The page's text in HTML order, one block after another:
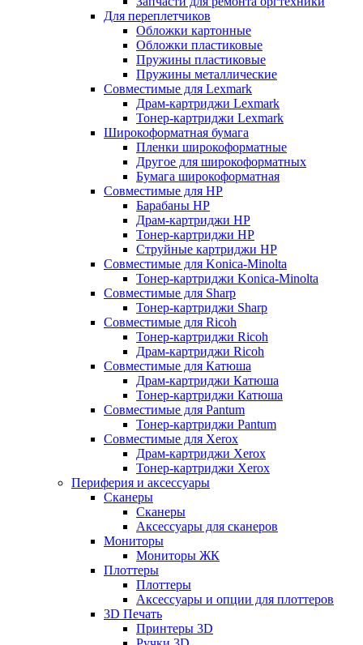
Для переплетчиков
Обложки картонные
Обложки пластиковые
Пружины пластиковые
Пружины металлические
Совместимые для Lexmark
Драм-картриджи Lexmark
Тонер-картриджи Lexmark
Широкоформатная бумага
Пленки широкоформатные
Другое для широкоформатных
Бумага широкоформатная
Совместимые для HP
Барабаны HP
Драм-картриджи HP
Тонер-картриджи HP
Струйные картриджи HP
Совместимые для Konica-Minolta
Тонер-картриджи Konica-Minolta
Совместимые для Sharp
Тонер-картриджи Sharp
Совместимые для Ricoh
Тонер-картриджи Ricoh
Драм-картриджи Ricoh
Совместимые для Катюша
Драм-картриджи Катюша
Тонер-картриджи Катюша
Совместимые для Pantum
Тонер-картриджи Pantum
Совместимые для Xerox
Драм-картриджи Xerox
Тонер-картриджи Xerox
Периферия и аксессуары
Сканеры
Сканеры
Аксессуары для сканеров
Мониторы
Мониторы ЖК
Плоттеры
Плоттеры
Аксессуары и опции для плоттеров
3D Печать
Принтеры 3D